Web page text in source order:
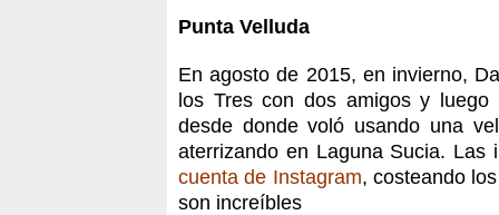
Punta Velluda
En agosto de 2015, en invierno,
los Tres con dos amigos y
desde donde voló usando una
aterrizando en Laguna Sucia.
cuenta de Instagram, costeando
son increíbles